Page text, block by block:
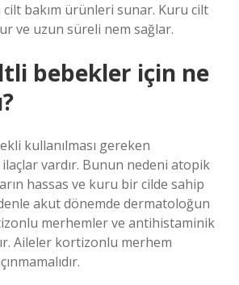
cilt bakım ürünleri sunar. Kuru cilt
ve uzun süreli nem sağlar.
bebekler için ne
kullanılması gereken
vardır. Bunun nedeni atopik
hassas ve kuru bir cilde sahip
akut dönemde dermatoloğun
merhemler ve antihistaminik
Aileler kortizonlu merhem